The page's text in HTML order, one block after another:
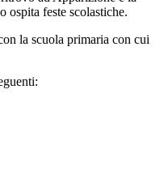
ospita feste scolastiche.
la scuola primaria con cui